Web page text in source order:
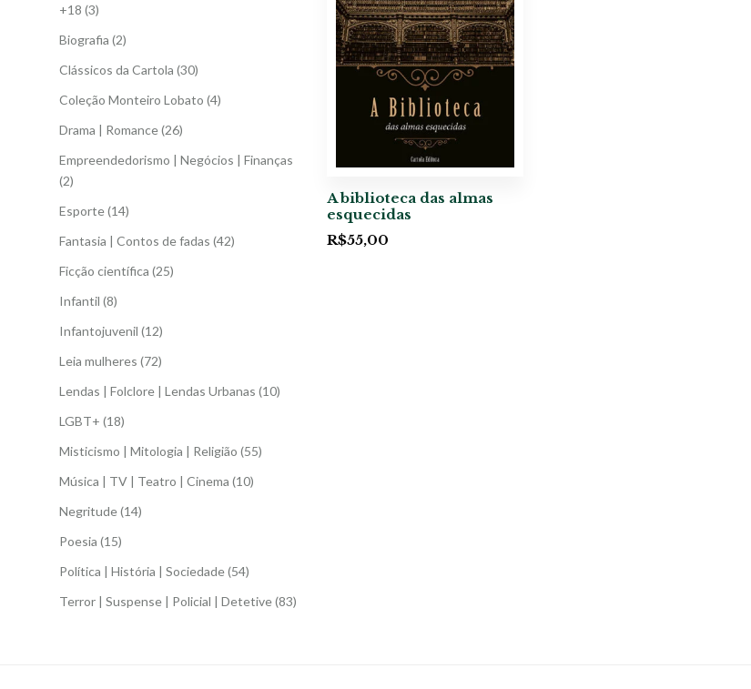
+18 (3)
Biografia (2)
Clássicos da Cartola (30)
Coleção Monteiro Lobato (4)
Drama | Romance(26)
Empreendedorismo | Negócios | Finanças
(2)
Esporte(14)
Fantasia | Contos de fadas (42)
Ficção científica (25)
Infantil (8)
Infantojuvenil (12)
Leia mulheres (72)
Lendas | Folclore | Lendas Urbanas (10)
LGBT+ (18)
Misticismo | Mitologia | Religião (55)
Música | TV | Teatro | Cinema (10)
Negritude(14)
Poesia (15)
Política | História | Sociedade(54)
Terror | Suspense | Policial | Detetive(83)
A biblioteca das almas
esquecidas
R$55,00